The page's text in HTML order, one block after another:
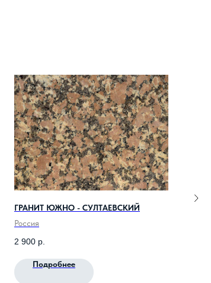
ГРАНИТ ЮЖНО - СУЛТАЕВСКИЙ
Россия
2 900 р.
Подробнее